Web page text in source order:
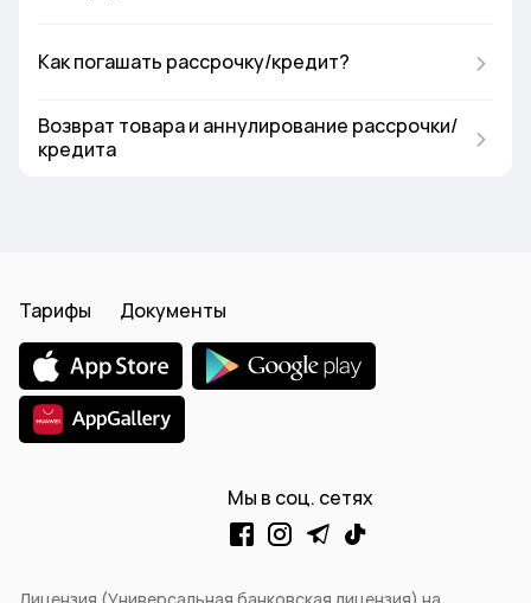
Как погашать рассрочку/кредит?
Возврат товара и аннулирование рассрочки/
кредита
Тарифы Документы
Мы в соц. сетях